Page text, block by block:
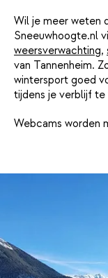
Wil je meer weten
Sneeuwhoogte.nl
weersverwachting,
van Tannenheim.
wintersport goed
tijdens je verblijf te
Webcams worden